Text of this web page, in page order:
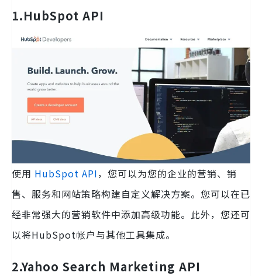
1.HubSpot API
使用 HubSpot API，您可以为您的企业的营销、销
售、服务和网站策略构建自定义解决方案。您可以在已
经非常强大的营销软件中添加高级功能。此外，您还可
以将HubSpot帐户与其他工具集成。
2.Yahoo Search Marketing API